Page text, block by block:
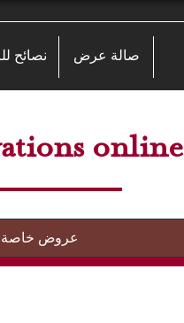
صالة عرض نصائح
online
عروض خاصة